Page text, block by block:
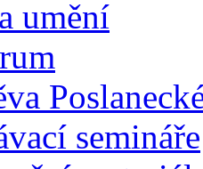
umění
semináře